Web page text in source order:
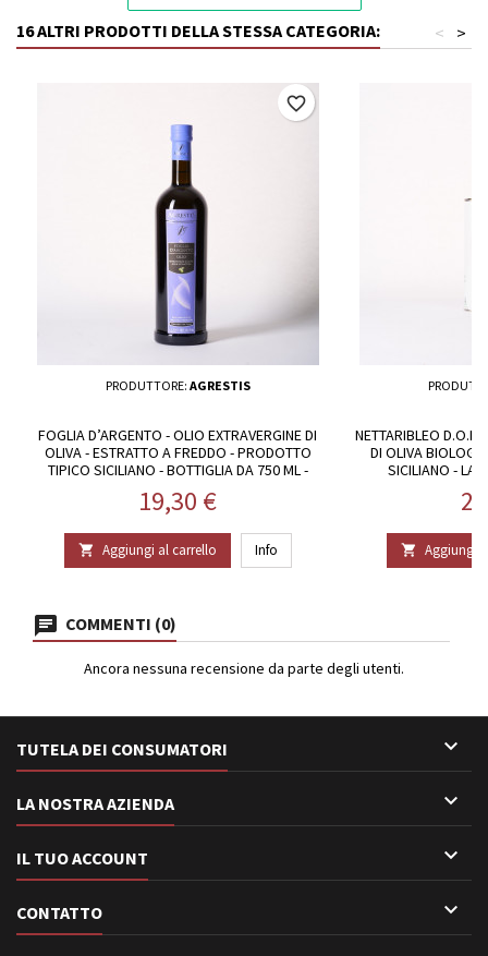
16 ALTRI PRODOTTI DELLA STESSA CATEGORIA: >
<
PRODUTTORE: AGRESTIS
FOGLIA D’ARGENTO - OLIO EXTRAVERGINE DI
OLIVA - ESTRATTO A FREDDO - PRODOTTO
TIPICO SICILIANO - BOTTIGLIA DA 750 ML -
Prezzo
19,30 €
 Aggiungi al carrello Info
favorite_border
NETTARIBLEO D.O.P.
DI OLIVA
SICILIANO -
 Aggiungi
COMMENTI (0)
Ancora nessuna recensione da parte degli utenti.
TUTELA DEI CONSUMATORI 
LA NOSTRA AZIENDA 
IL TUO ACCOUNT 
CONTATTO 